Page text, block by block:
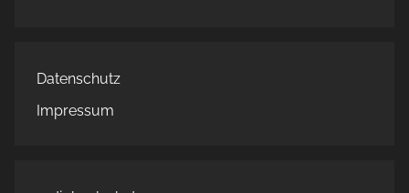
Datenschutz
Impressum